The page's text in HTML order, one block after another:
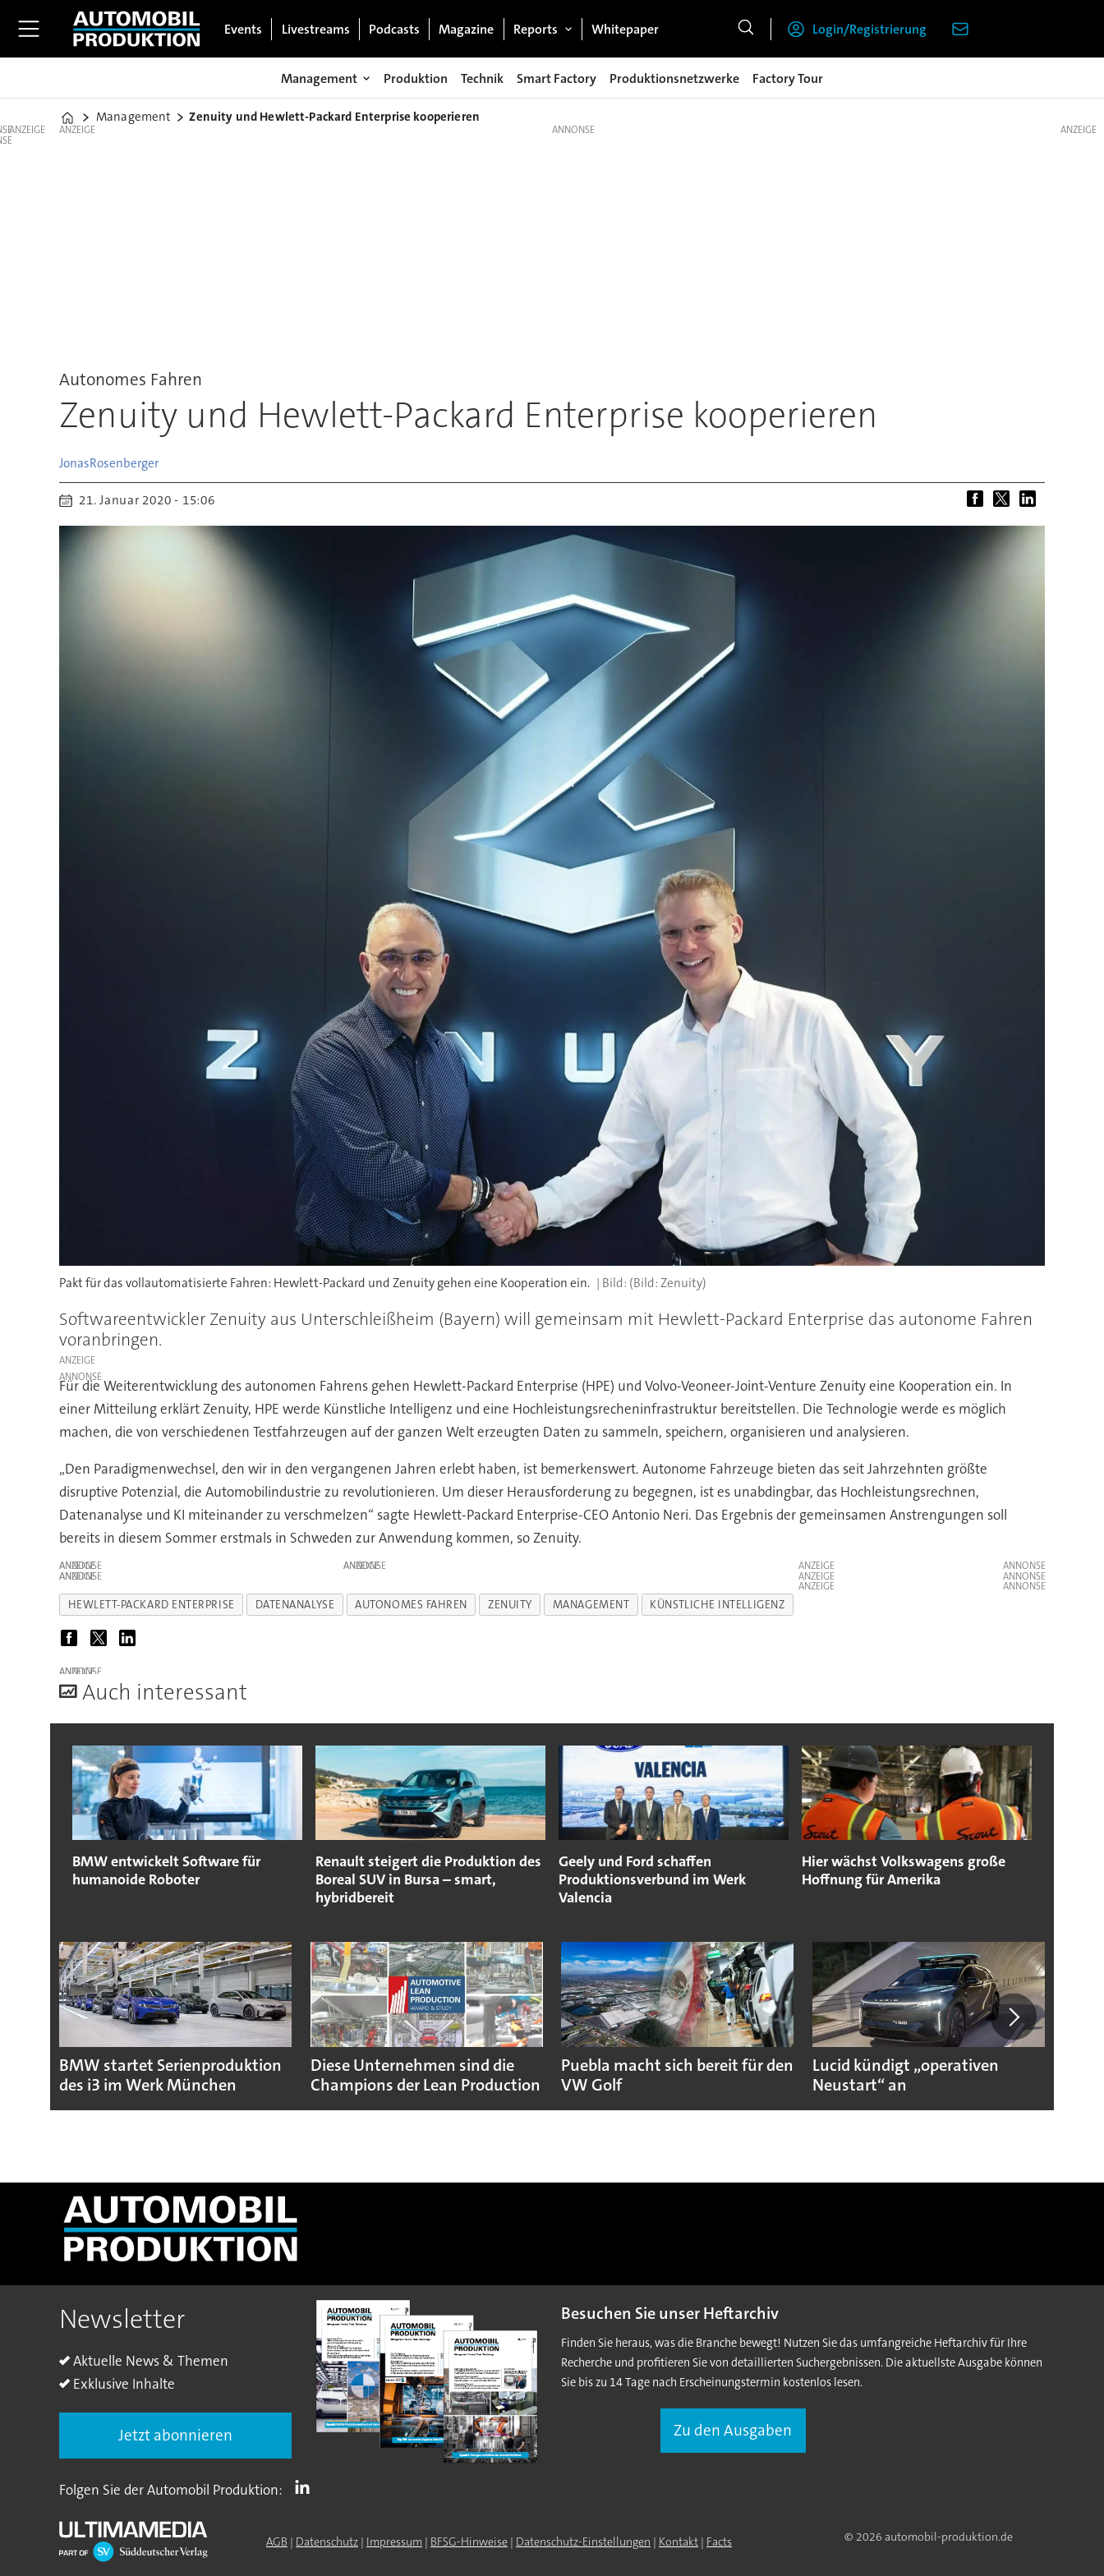
Events Livestreams Podcasts Magazine Reports Whitepaper Login/Registrierung
Management Produktion Technik Smart Factory Produktionsnetzwerke Factory Tour
Home
Management Zenuity und Hewlett-Packard Enterprise kooperieren
ANZEIGE ANZEIGE
Autonomes Fahren
Zenuity und Hewlett-Packard Enterprise kooperieren
JonasRosenberger
21. Januar 2020 - 15:06
Pakt für das vollautomatisierte Fahren: Hewlett-Packard und Zenuity gehen eine Kooperation ein. (Bild: Zenuity)
Softwareentwickler Zenuity aus Unterschleißheim (Bayern) will gemeinsam mit Hewlett-Packard Enterprise das autonome Fahren
voranbringen.
ANZEIGE
Für die Weiterentwicklung des autonomen Fahrens gehen Hewlett-Packard Enterprise (HPE) und Volvo-Veoneer-Joint-Venture Zenuity eine Kooperation ein. In
einer Mitteilung erklärt Zenuity, HPE werde Künstliche Intelligenz und eine Hochleistungsrecheninfrastruktur bereitstellen. Die Technologie werde es möglich
machen, die von verschiedenen Testfahrzeugen auf der ganzen Welt erzeugten Daten zu sammeln, speichern, organisieren und analysieren.
„Den Paradigmenwechsel, den wir in den vergangenen Jahren erlebt haben, ist bemerkenswert. Autonome Fahrzeuge bieten das seit Jahrzehnten größte
disruptive Potenzial, die Automobilindustrie zu revolutionieren. Um dieser Herausforderung zu begegnen, ist es unabdingbar, das Hochleistungsrechnen,
Datenanalyse und KI miteinander zu verschmelzen“ sagte Hewlett-Packard Enterprise-CEO Antonio Neri. Das Ergebnis der gemeinsamen Anstrengungen soll
bereits in diesem Sommer erstmals in Schweden zur Anwendung kommen, so Zenuity.
ANZEIGE ANZEIGE
ANZEIGE
ANZEIGE
ANZEIGE
ANZEIGE
HEWLETT-PACKARD ENTERPRISE DATENANALYSE AUTONOMES FAHREN ZENUITY MANAGEMENT KÜNSTLICHE INTELLIGENZ
ANZEIGE
Auch interessant
BMW entwickelt Software für
humanoide Roboter
Renault steigert die Produktion des
Boreal SUV in Bursa – smart,
hybridbereit
Geely und Ford schaffen
Produktionsverbund im Werk
Valencia
Hier wächst Volkswagens große
Hoffnung für Amerika
BMW startet Serienproduktion
des i3 im Werk München
Diese Unternehmen sind die
Champions der Lean Production
Puebla macht sich bereit für den
VW Golf
Lucid kündigt „operativen
Neustart“ an
ANZEIGE
Newsletter
Aktuelle News & Themen
Exklusive Inhalte
Jetzt abonnieren
Besuchen Sie unser Heftarchiv
Finden Sie heraus, was die Branche bewegt! Nutzen Sie das umfangreiche Heftarchiv für Ihre
Recherche und profitieren Sie von detaillierten Suchergebnissen. Die aktuellste Ausgabe können
Sie bis zu 14 Tage nach Erscheinungstermin kostenlos lesen.
Zu den Ausgaben
Folgen Sie der Automobil Produktion:
AGB | Datenschutz | Impressum | BFSG-Hinweise | Datenschutz-Einstellungen | Kontakt | Facts © 2026 automobil-produktion.de